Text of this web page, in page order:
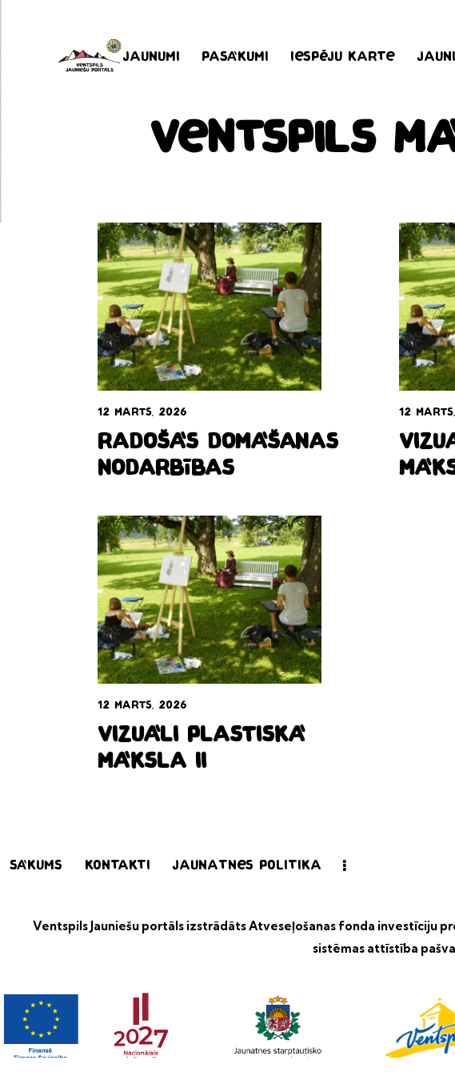
Jaunumi Pasākumi Iespēju karte
Ventspils
12 marts, 2026
Radošās domāšanas
nodarbības
12
12 marts, 2026
Vizuāli plastiskā
māksla II
Sākums Kontakti Jaunatnes politika
Ventspils Jauniešu portāls izstrādātsAtveseļošanas fonda investīciju
sistēmas attīstība